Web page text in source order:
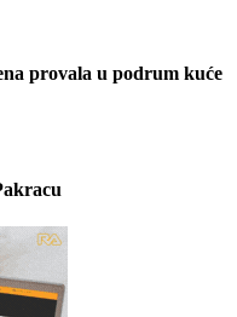
provala u podrum kuće